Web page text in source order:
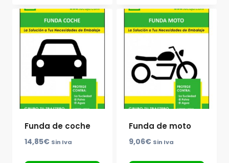
Funda de coche
14,85€ Sin Iva
Funda de moto
9,06€ Sin Iva